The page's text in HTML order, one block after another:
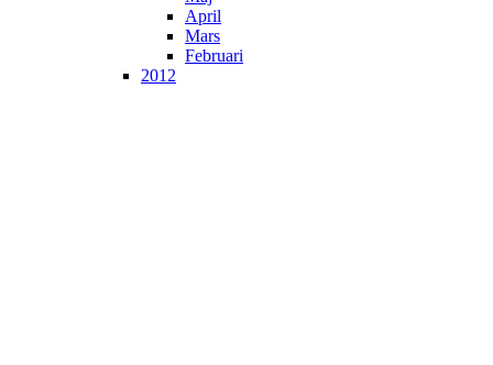
April
Mars
Februari
2012